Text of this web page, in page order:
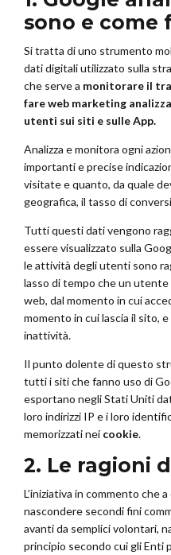
sono e come
Si tratta di uno strumento
dati digitali utilizzato sulla
che serve a monitorare il
fare web marketing
utenti sui siti e sulle App.
Analizza e monitora ogni
importanti e precise
visitate e quanto, da quale
geografica, il tasso di
Tutti questi dati vengono
essere visualizzato sulla
le attività degli utenti sono
lasso di tempo che un
web, dal momento in cui
momento in cui lascia il sito,
inattività.
Il punto dolente di questo
tutti i siti che fanno uso di
esportano negli Stati Uniti
loro indirizzi IP e i loro
memorizzati nei cookie.
2. Le ragioni
L’iniziativa in commento che
nascondere secondi fini
avanti da semplici volontari,
principio secondo cui gli Enti